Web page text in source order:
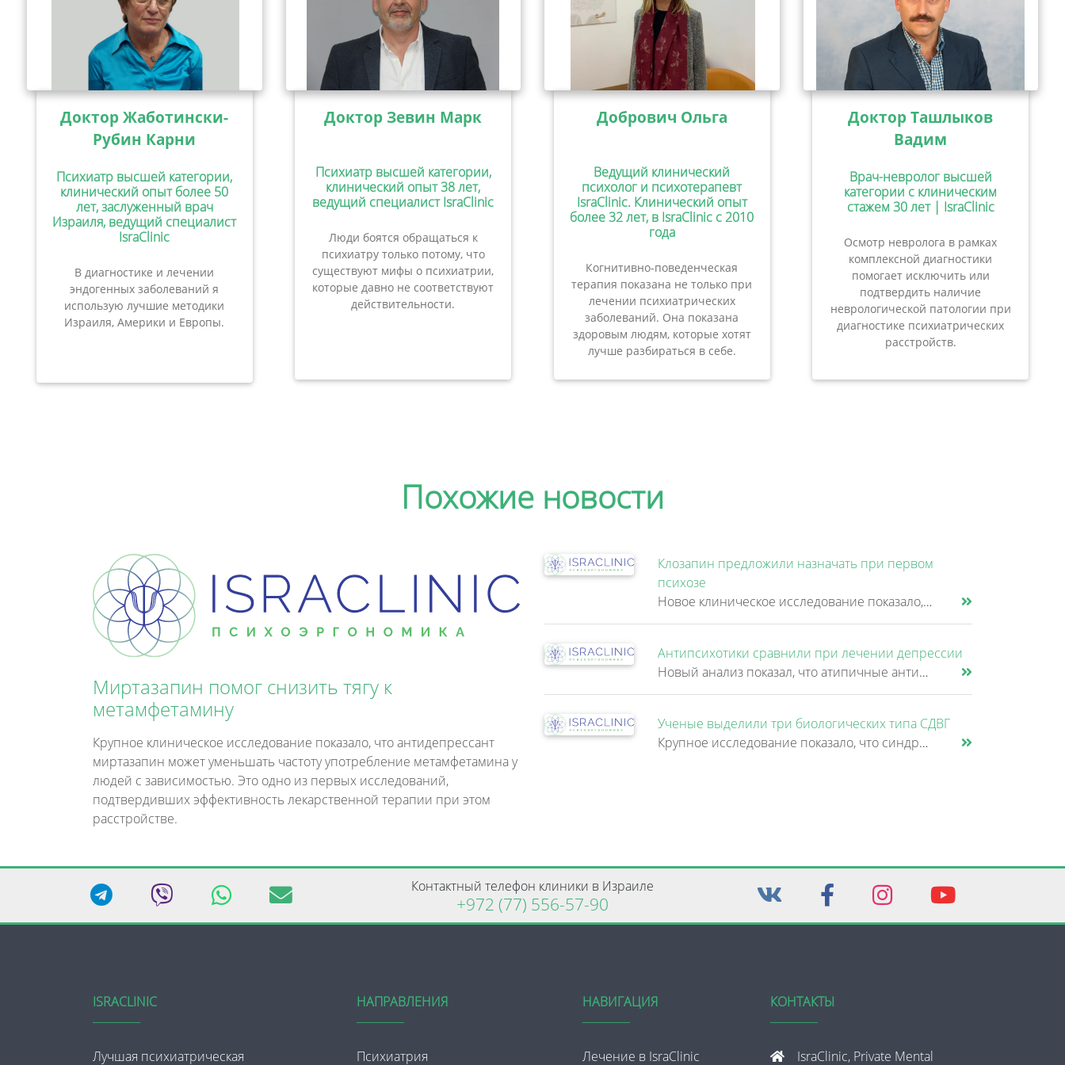
Доктор Жаботински-
Рубин Карни
Психиатр высшей категории,
клинический опыт более 50
лет, заслуженный врач
Израиля, ведущий специалист
IsraClinic
В диагностике и лечении
эндогенных заболеваний я
использую лучшие методики
Израиля, Америки и Европы.
Доктор Зевин Марк
Психиатр высшей категории,
клинический опыт 38 лет,
ведущий специалист IsraClinic
Люди боятся обращаться к
психиатру только потому, что
существуют мифы о психиатрии,
которые давно не соответствуют
действительности.
Добрович Ольга
Ведущий клинический
психолог и психотерапевт
IsraClinic. Клинический опыт
более 32 лет, в IsraClinic с 2010
года
Когнитивно-поведенческая
терапия показана не только при
лечении психиатрических
заболеваний. Она показана
здоровым людям, которые хотят
лучше разбираться в себе.
Доктор Ташлыков
Вадим
Врач-невролог высшей
категории с клиническим
стажем 30 лет | IsraClinic
Осмотр невролога в рамках
комплексной диагностики
помогает исключить или
подтвердить наличие
неврологической патологии при
диагностике психиатрических
расстройств.
Похожие новости
Миртазапин помог снизить тягу к
метамфетамину
Крупное клиническое исследование показало, что антидепрессант
миртазапин может уменьшать частоту употребление метамфетамина у
людей с зависимостью. Это одно из первых исследований,
подтвердивших эффективность лекарственной терапии при этом
расстройстве.
Клозапин предложили назначать при первом
психозе
Новое клиническое исследование показало, что клозапин может быть эффективнее других антипсихотиков уже после первой неуд......
Антипсихотики сравнили при лечении депрессии
Новый анализ показал, что атипичные антипсихотики, которые иногда добавляют к антидепрессантам при большом депрессивном......
Ученые выделили три биологических типа СДВГ
Крупное исследование показало, что синдром дефицита внимания и гиперактивности (СДВГ) может включать не два, а три биоло......
Контактный телефон клиники в Израиле
+972 (77) 556-57-90
ISRACLINIC
Лучшая психиатрическая
НАПРАВЛЕНИЯ
Психиатрия
НАВИГАЦИЯ
Лечение в IsraClinic
КОНТАКТЫ
IsraClinic, Private Mental